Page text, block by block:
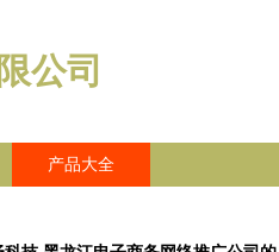
公司
产品大全